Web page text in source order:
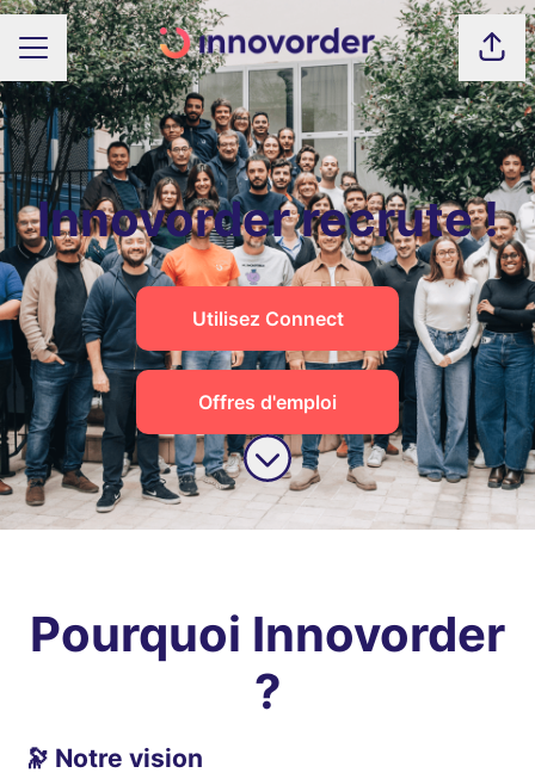
MENU CARRIÈRE
Innovorder recrute !
Utilisez Connect
Offres d'emploi
Faire défiler jusqu'au contenu
Pourquoi Innovorder
?
🔭 Notre vision